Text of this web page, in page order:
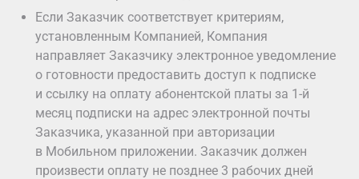
Если Заказчик соответствует критериям,
установленным Компанией, Компания
направляет Заказчику электронное уведомление
о готовности предоставить доступ к подписке
и ссылку на оплату абонентской платы за 1-й
месяц подписки на адрес электронной почты
Заказчика, указанной при авторизации
в Мобильном приложении. Заказчик должен
произвести оплату не позднее 3 рабочих дней